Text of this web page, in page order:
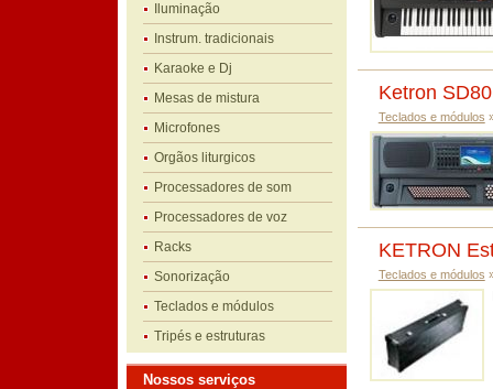
Iluminação
Instrum. tradicionais
Karaoke e Dj
Mesas de mistura
Microfones
Orgãos liturgicos
Processadores de som
Processadores de voz
Racks
Sonorização
Teclados e módulos
Tripés e estruturas
Nossos serviços
Ketron SD80
Teclados e módulos
KETRON
Teclados e módulos